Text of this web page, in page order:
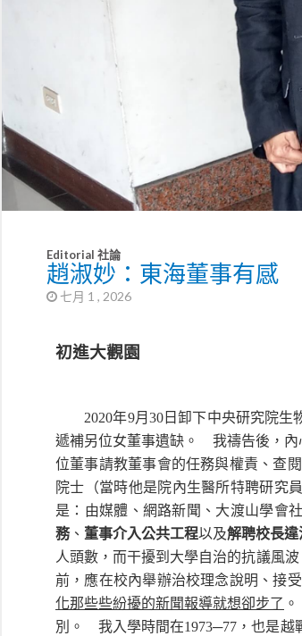
Editorial 社論
趙淑妙：東海董事有感
七月 1 , 2026
初進大觀園
2020年9月30日卸下中央研究院生
遞補另位女董事遺缺。 我禱告後，
位董事請教董事會的任務與權責、查
院士（當時他是院內生醫所特聘研究
是：由媒體、網路新聞、大渡山學會
務、 董事介入公共工程以及解聘校長違
人頭數，而干擾到大學自治的抗議風
前，應在校內舉辦治校理念說明、接
化那些些紛擾的新聞報導就想卻步了
別。 我入學時間在1973─77，也是越